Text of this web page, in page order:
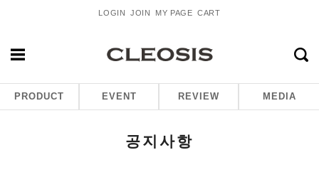
LOGIN JOIN MY PAGE CART
PRODUCT EVENT REVIEW MEDIA
공지사항